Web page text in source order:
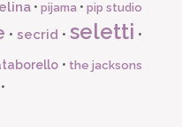
• pijama • pip studio
•secrid •seletti •
• the jacksons
•